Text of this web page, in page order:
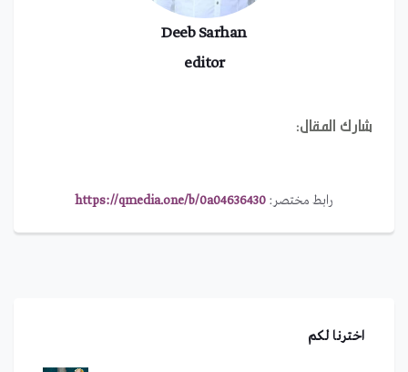
Deeb Sarhan
editor
شارك المقال:
رابط مختصر: https://qmedia.one/b/0a04636430
اخترنا لكم